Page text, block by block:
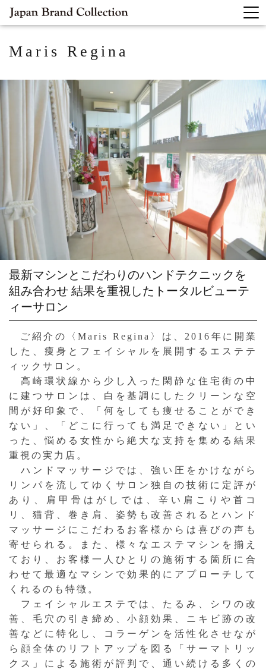
Maris Regina
最新マシンとこだわりのハンドテクニックを
組み合わせ 結果を重視したトータルビューテ
ィーサロン
ご紹介の〈Maris Regina〉は、2016年に開業
した、痩身とフェイシャルを展開するエステテ
ィックサロン。
高崎環状線から少し入った閑静な住宅街の中
に建つサロンは、白を基調にしたクリーンな空
間が好印象で、「何をしても痩せることができ
ない」、「どこに行っても満足できない」とい
った、悩める女性から絶大な支持を集める結果
重視の実力店。
ハンドマッサージでは、強い圧をかけながら
リンパを流してゆくサロン独自の技術に定評が
あり、肩甲骨はがしでは、辛い肩こりや首コ
リ、猫背、巻き肩、姿勢も改善されるとハンド
マッサージにこだわるお客様からは喜びの声も
寄せられる。また、様々なエステマシンを揃え
ており、お客様一人ひとりの施術する箇所に合
わせて最適なマシンで効果的にアプローチして
くれるのも特徴。
フェイシャルエステでは、たるみ、シワの改
善、毛穴の引き締め、小顔効果、ニキビ跡の改
善などに特化し、コラーゲンを活性化させなが
ら顔全体のリフトアップを図る「サーマトリッ
クス」による施術が評判で、通い続ける多くの